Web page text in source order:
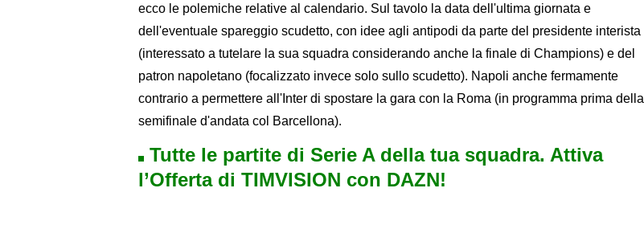
ecco le polemiche relative al calendario. Sul tavolo la data dell'ultima giornata e
dell'eventuale spareggio scudetto, con idee agli antipodi da parte del presidente interista
(interessato a tutelare la sua squadra considerando anche la finale di Champions) e del
patron napoletano (focalizzato invece solo sullo scudetto). Napoli anche fermamente
contrario a permettere all'Inter di spostare la gara con la Roma (in programma prima della
semifinale d'andata col Barcellona).
Tutte le partite di Serie A della tua squadra. Attiva
l’Offerta di TIMVISION con DAZN!